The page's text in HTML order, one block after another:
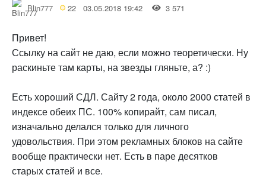
Blin777 22 03.05.2018 19:42 3 571
Привет!
Ссылку на сайт не даю, если можно теоретически. Ну
раскиньте там карты, на звезды гляньте, а? :)
Есть хороший СДЛ. Сайту 2 года, около 2000 статей в
индексе обеих ПС. 100% копирайт, сам писал,
изначально делался только для личного
удовольствия. При этом рекламных блоков на сайте
вообще практически нет. Есть в паре десятков
старых статей и все.